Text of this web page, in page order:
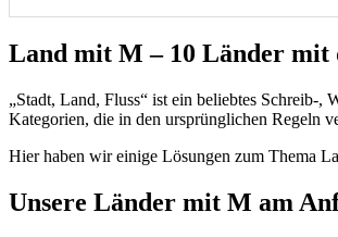
Land mit M – 10 Länder mit
„Stadt, Land, Fluss“ ist ein beliebtes Schreib-,
Kategorien, die in den ursprünglichen Regeln
Hier haben wir einige Lösungen zum Thema
Unsere Länder mit M am